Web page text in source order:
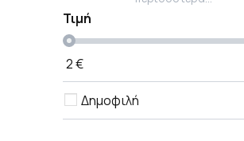
Τιμή
2€
Δημοφιλή